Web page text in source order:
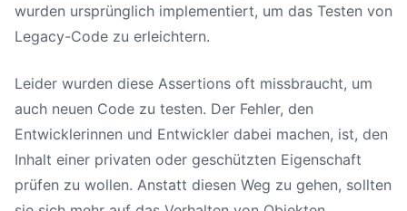
wurden ursprünglich implementiert, um das Testen von
Legacy-Code zu erleichtern.
Leider wurden diese Assertions oft missbraucht, um
auch neuen Code zu testen. Der Fehler, den
Entwicklerinnen und Entwickler dabei machen, ist, den
Inhalt einer privaten oder geschützten Eigenschaft
prüfen zu wollen. Anstatt diesen Weg zu gehen, sollten